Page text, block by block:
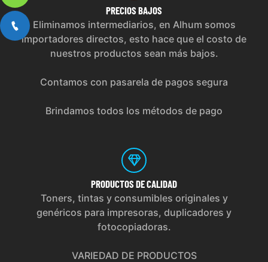
PRECIOS BAJOS
Eliminamos intermediarios, en Alhum somos
importadores directos, esto hace que el costo de
nuestros productos sean más bajos.
Contamos con pasarela de pagos segura
Brindamos todos los métodos de pago
PRODUCTOS DE CALIDAD
Toners, tintas y consumibles originales y
genéricos para impresoras, duplicadores y
fotocopiadoras.
VARIEDAD DE PRODUCTOS